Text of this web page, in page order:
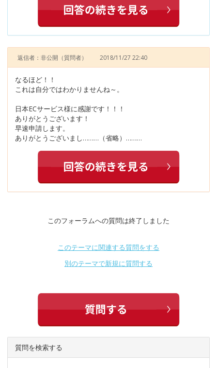
返信者：非公開 （質問者） 2018/11/27 22:40
なるほど！！
これは自分ではわかりませんね～。
日本ECサービス様に感謝です！！！
ありがとうございます！
早速申請します。
ありがとうございまし………（省略）………
このフォーラムへの質問は終了しました
このテーマに関連する質問をする
別のテーマで新規に質問する
質問を検索する